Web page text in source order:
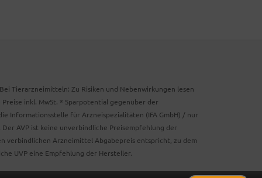
Tierarzneimitteln: Zu Risiken und Nebenwirkungen lesen
inkl. MwSt. * Sparpotential gegenüber der
Informationsstelle für Arzneispezialitäten (IFA GmbH) / nur
AVP ist keine unverbindliche Preisempfehlung der
verbindlichen Arzneimittel Abgabepreis entspricht, zu dem
UVP eine Empfehlung der Hersteller.